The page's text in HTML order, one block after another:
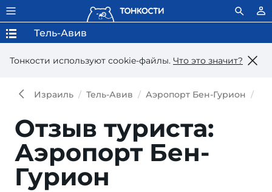
Тонкости используют сookie-файлы. Что это значит?
Тель-Авив
Израиль Тель-Авив Аэропорт Бен-Гурион
Отзыв туриста:
Аэропорт Бен-
Гурион